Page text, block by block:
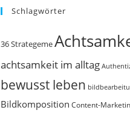
Schlagwörter
36 Strategeme
achtsamkeit im alltag
bewusst leben
Bildkomposition Content-